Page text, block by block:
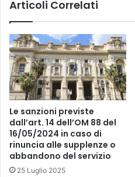
Articoli Correlati
Le sanzioni previste
dall’art. 14 dell’OM 88 del
16/05/2024 in caso di
rinuncia alle supplenze o
abbandono del servizio
25 Luglio 2025